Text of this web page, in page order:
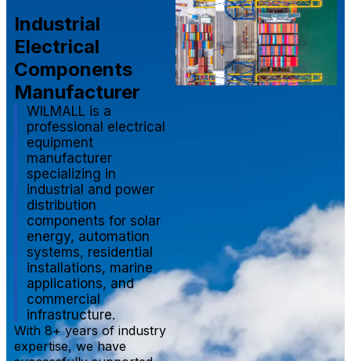
Industrial
Electrical
Components
Manufacturer
WILMALL is a
professional electrical
equipment
manufacturer
specializing in
industrial and power
distribution
components for solar
energy, automation
systems, residential
installations, marine
applications, and
commercial
infrastructure.
With 8+ years of industry
expertise, we have